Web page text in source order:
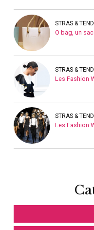
STRAS &
O bag, un
STRAS &
Les Fashion
STRAS &
Les Fashion